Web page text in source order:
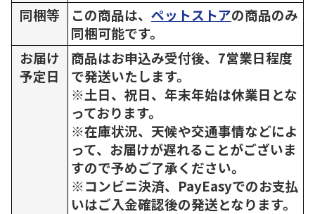
同梱等
この商品は、 ペットストアの商品のみ
同梱可能です。
お届け
予定日
商品はお申込み受付後、7営業日程度
で発送いたします。
※土日、祝日、年末年始は休業日とな
っております。
※在庫状況、天候や交通事情などによ
って、お届けが遅れることがございま
すので予めご了承ください。
※コンビニ決済、PayEasyでのお支払
いはご入金確認後の発送となります。